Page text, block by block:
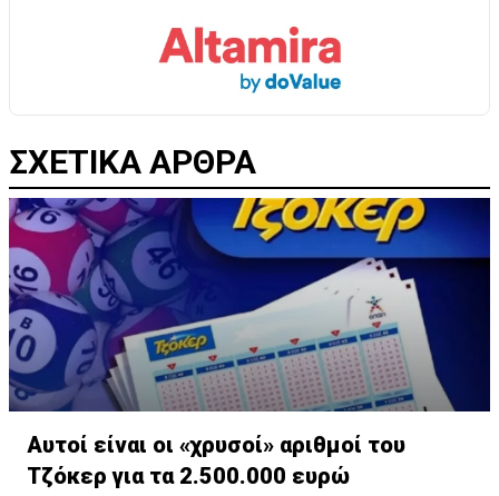
ΣΧΕΤΙΚΑ ΑΡΘΡΑ
Αυτοί είναι οι «χρυσοί» αριθμοί του
Τζόκερ για τα 2.500.000 ευρώ